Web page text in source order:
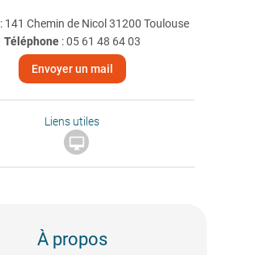
: 141 Chemin de Nicol 31200 Toulouse
Téléphone:05 61 48 64 03
Envoyer un mail
Liens utiles

À propos